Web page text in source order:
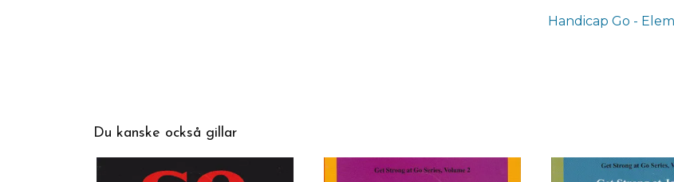
Handicap Go -
Du kanske också gillar